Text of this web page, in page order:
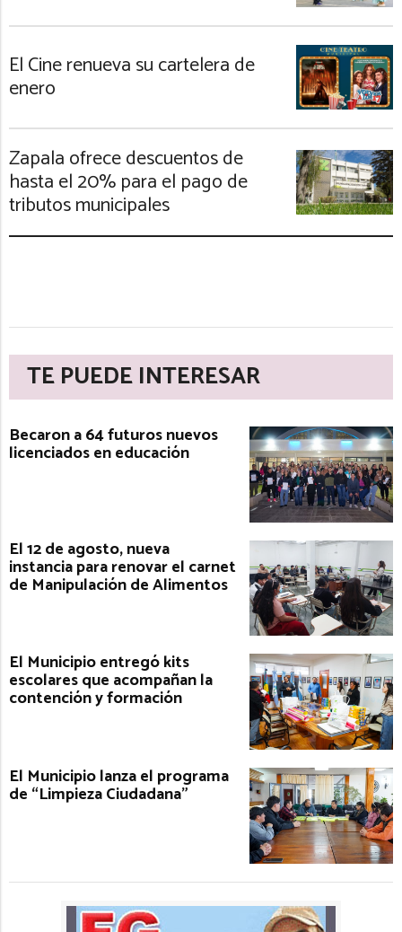
El Cine renueva su cartelera de
enero
Zapala ofrece descuentos de
hasta el 20% para el pago de
tributos municipales
TE PUEDE INTERESAR
Becaron a 64 futuros nuevos
licenciados en educación
El 12 de agosto, nueva
instancia para renovar el carnet
de Manipulación de Alimentos
El Municipio entregó kits
escolares que acompañan la
contención y formación
El Municipio lanza el programa
de “Limpieza Ciudadana”